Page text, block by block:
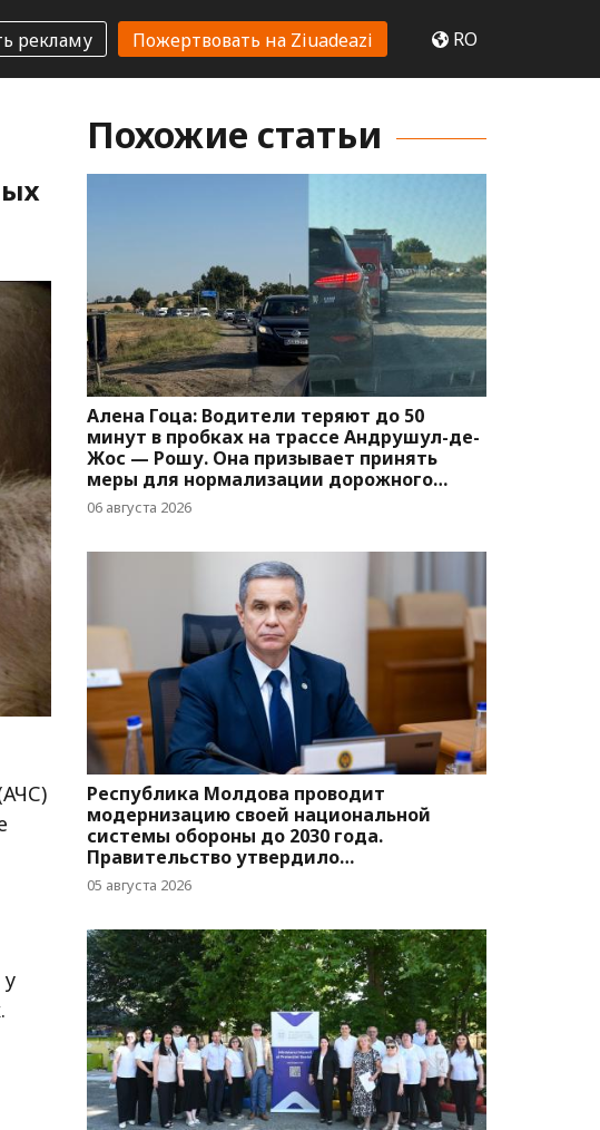
рекламу Пожертвовать на Ziuadeazi RO
Похожие статьи
Алена Гоца: Водители теряют до 50
минут в пробках на трассе Андрушул-де-
Жос — Рошу. Она призывает принять
меры для нормализации дорожного
движения
06 августа 2026
Республика Молдова проводит
модернизацию своей национальной
системы обороны до 2030 года.
Правительство утвердило
соответствующую программу
05 августа 2026